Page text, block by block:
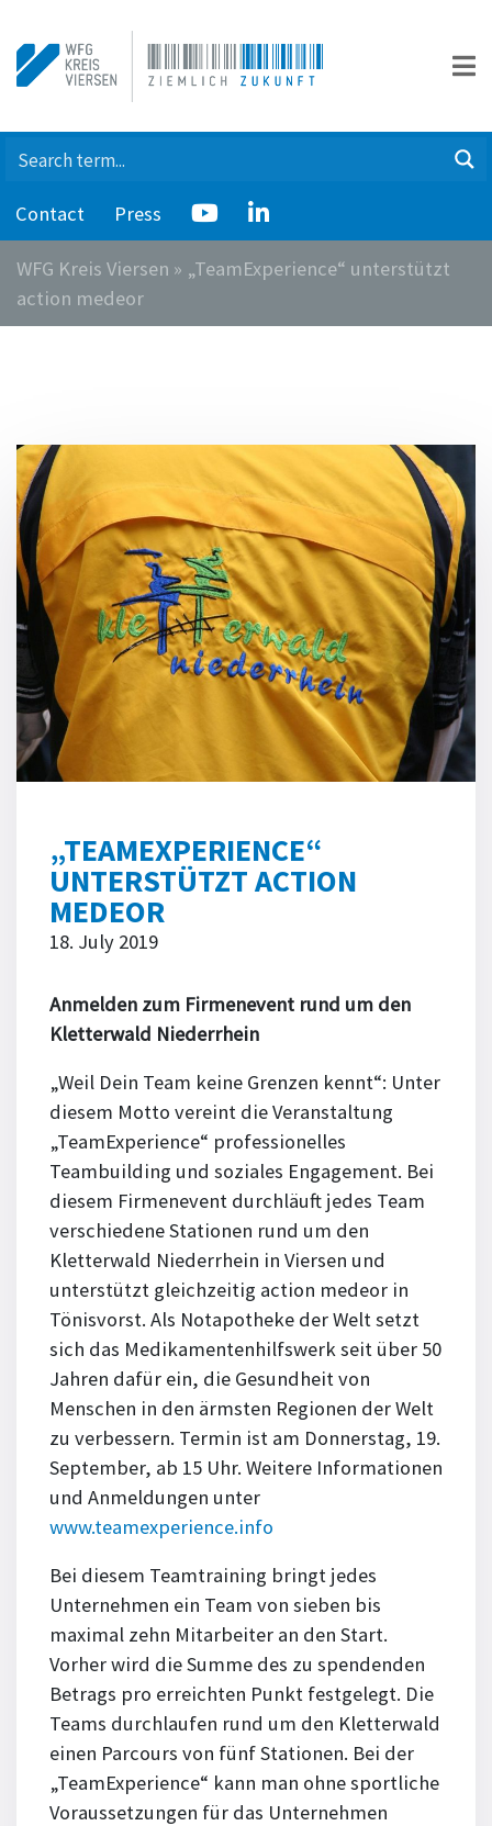
Contact Press
WFG Kreis Viersen » „TeamExperience“ unterstützt
action medeor
„TEAMEXPERIENCE“
UNTERSTÜTZT ACTION
MEDEOR
18. July 2019
Anmelden zum Firmenevent rund um den
Kletterwald Niederrhein
„Weil Dein Team keine Grenzen kennt“: Unter
diesem Motto vereint die Veranstaltung
„TeamExperience“ professionelles
Teambuilding und soziales Engagement. Bei
diesem Firmenevent durchläuft jedes Team
verschiedene Stationen rund um den
Kletterwald Niederrhein in Viersen und
unterstützt gleichzeitig action medeor in
Tönisvorst. Als Notapotheke der Welt setzt
sich das Medikamentenhilfswerk seit über 50
Jahren dafür ein, die Gesundheit von
Menschen in den ärmsten Regionen der Welt
zu verbessern. Termin ist am Donnerstag, 19.
September, ab 15 Uhr. Weitere Informationen
und Anmeldungen unter
www.teamexperience.info
Bei diesem Teamtraining bringt jedes
Unternehmen ein Team von sieben bis
maximal zehn Mitarbeiter an den Start.
Vorher wird die Summe des zu spendenden
Betrags pro erreichten Punkt festgelegt. Die
Teams durchlaufen rund um den Kletterwald
einen Parcours von fünf Stationen. Bei der
„TeamExperience“ kann man ohne sportliche
Voraussetzungen für das Unternehmen